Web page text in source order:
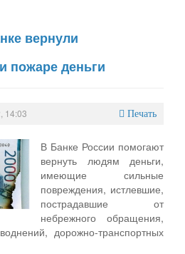
вернули
пожаре деньги
14:03 Печать
В Банке России помогают
вернуть людям деньги,
имеющие сильные
повреждения, истлевшие,
пострадавшие от
небрежного обращения,
дорожно-транспортных